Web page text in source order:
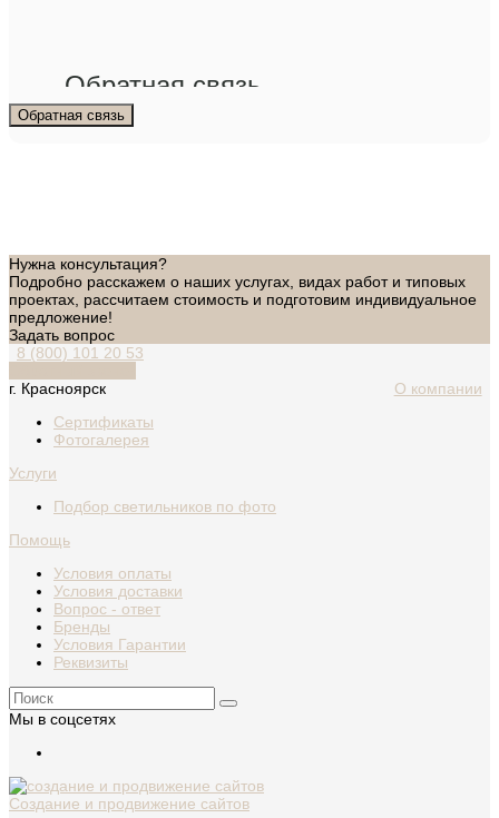
Обратная связь
Обратная связь
Нужна консультация?
Подробно расскажем о наших услугах, видах работ и типовых
проектах, рассчитаем стоимость и подготовим индивидуальное
предложение!
Задать вопрос
8 (800) 101 20 53
г. Красноярск
О компании
Сертификаты
Фотогалерея
Услуги
Подбор светильников по фото
Помощь
Условия оплаты
Условия доставки
Вопрос - ответ
Бренды
Условия Гарантии
Реквизиты
Мы в соцсетях
Создание и продвижение сайтов